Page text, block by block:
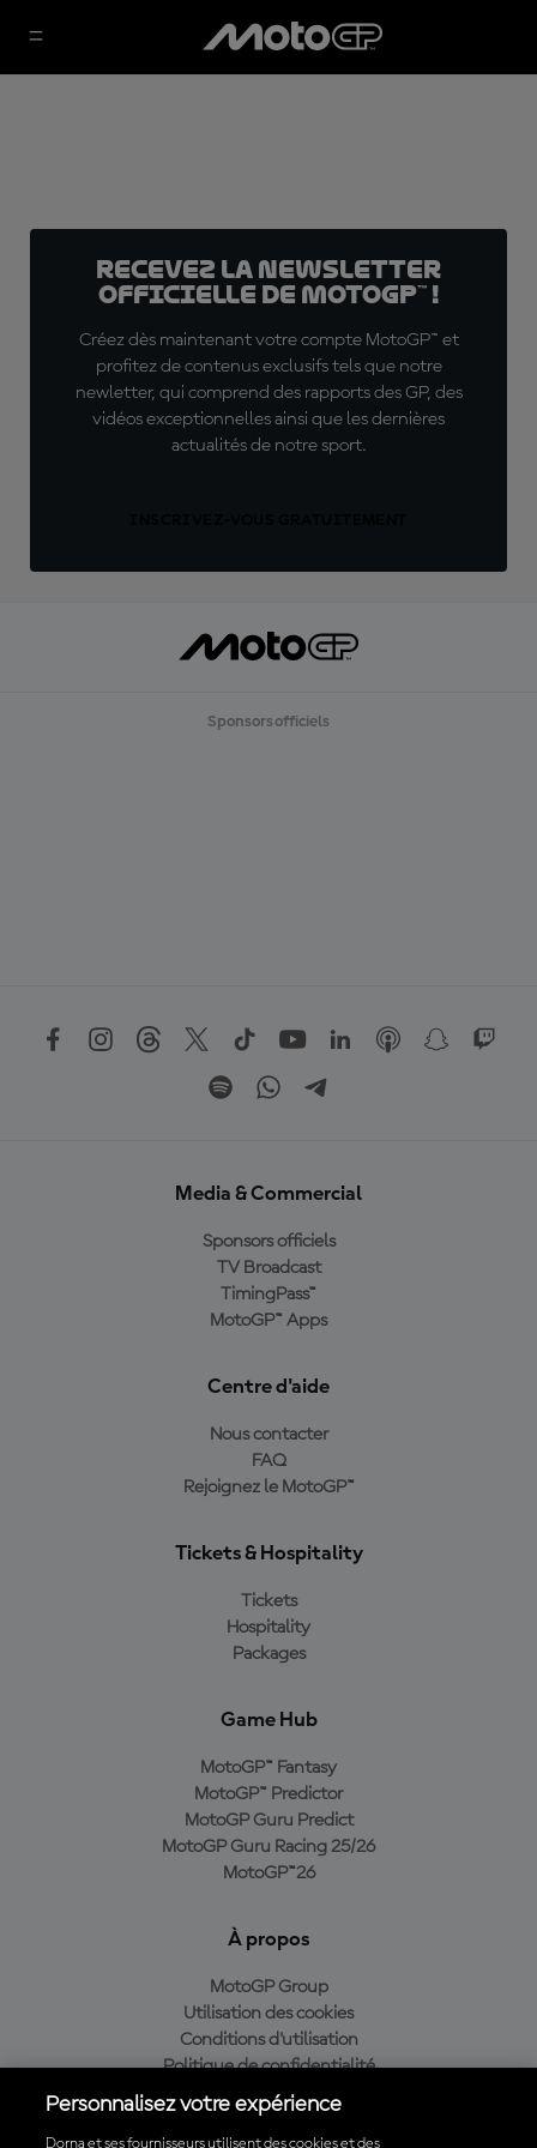
Recevez la Newsletter
officielle de MotoGP™ !
Créez dès maintenant votre compte MotoGP™ et
profitez de contenus exclusifs tels que notre
newletter, qui comprend des rapports des GP, des
vidéos exceptionnelles ainsi que les dernières
actualités de notre sport.
Sponsors officiels
Media & Commercial
Sponsors officiels
TV Broadcast
TimingPass™
MotoGP™ Apps
Centre d'aide
Nous contacter
FAQ
Rejoignez le MotoGP™
Tickets & Hospitality
Tickets
Hospitality
Packages
Game Hub
MotoGP™ Fantasy
MotoGP™ Predictor
MotoGP Guru Predict
MotoGP Guru Racing 25/26
MotoGP™26
À propos
MotoGP Group
Utilisation des cookies
Conditions d'utilisation
Politique de confidentialité
Politique d’achat
Personnalisez votre expérience
Dorna et ses fournisseurs utilisent des cookies et des